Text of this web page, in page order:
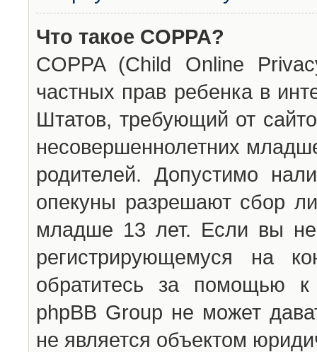
Что такое COPPA?
COPPA (Child Online
частных прав ребенка в
Штатов, требующий от
несовершеннолетних
родителей. Допустимо
опекуны разрешают сбор
младше 13 лет. Если вы
регистрирующемуся на
обратитесь за помощью к
phpBB Group не может
не является объектом